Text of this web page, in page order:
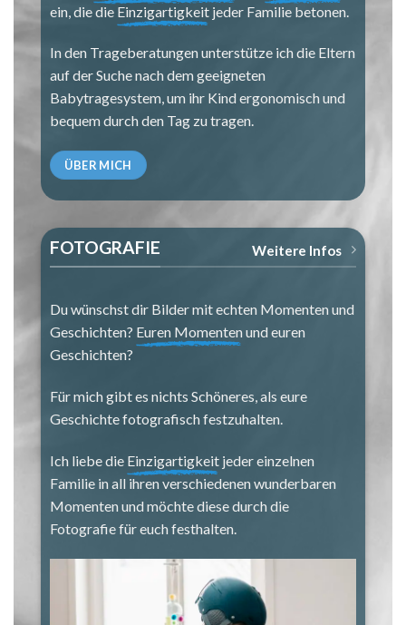
ein, die die Einzigartigkeit jeder Familie betonen.
In den Trageberatungen unterstütze ich die Eltern
auf der Suche nach dem geeigneten
Babytragesystem, um ihr Kind ergonomisch und
bequem durch den Tag zu tragen.
ÜBER MICH
FOTOGRAFIE Weitere Infos
Du wünschst dir Bilder mit echten Momenten und
Geschichten? Euren Momentenundeuren
Geschichten?
Für mich gibt es nichts Schöneres, als eure
Geschichte fotografisch festzuhalten.
Ich liebe die Einzigartigkeitjeder einzelnen
Familie in all ihren verschiedenen wunderbaren
Momenten und möchte diese durch die
Fotografie für euch festhalten.